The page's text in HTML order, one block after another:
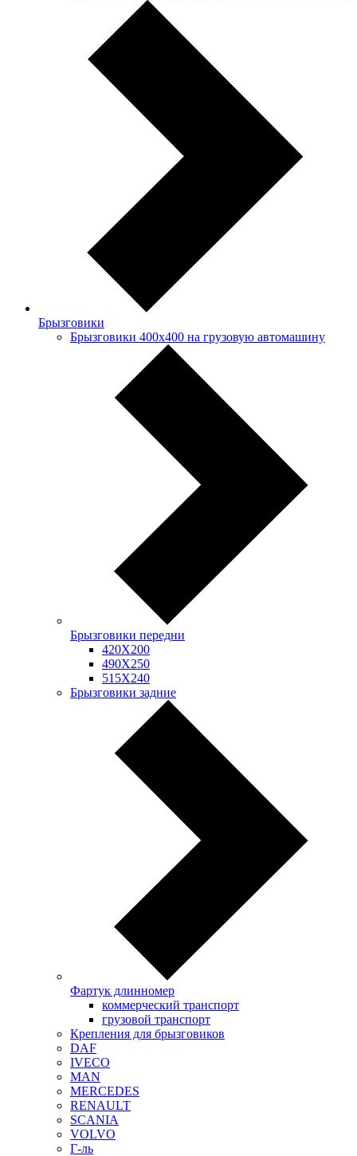
Брызговики
Брызговики 400х400 на грузовую автомашину
Брызговики передни
420Х200
490Х250
515Х240
Брызговики задние
Фартук длинномер
коммерческий транспорт
грузовой транспорт
Крепления для брызговиков
DAF
IVECO
MAN
MERCEDES
RENAULT
SCANIA
VOLVO
Г-ль